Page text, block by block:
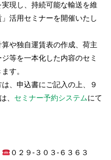
現し、持続可能な輸送を維
活用セミナーを開催いたし
や独自運賃表の作成、荷主
等を一本化した内容のセミ
す。
、申込書にご記入の上、９
、 セミナー予約システムにて
０２９-３０３-６３６３